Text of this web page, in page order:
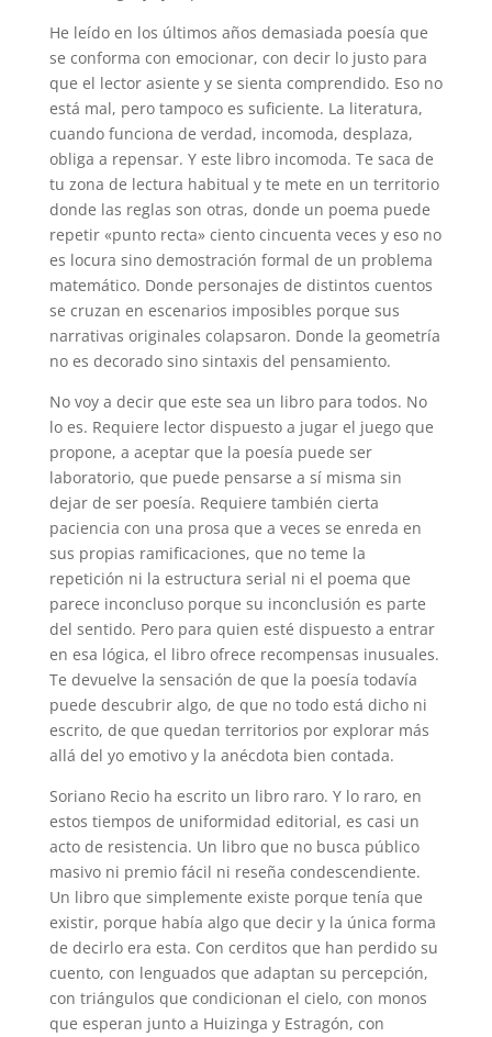
He leído en los últimos años demasiada poesía que
se conforma con emocionar, con decir lo justo para
que el lector asiente y se sienta comprendido. Eso no
está mal, pero tampoco es suficiente. La literatura,
cuando funciona de verdad, incomoda, desplaza,
obliga a repensar. Y este libro incomoda. Te saca de
tu zona de lectura habitual y te mete en un territorio
donde las reglas son otras, donde un poema puede
repetir «punto recta» ciento cincuenta veces y eso no
es locura sino demostración formal de un problema
matemático. Donde personajes de distintos cuentos
se cruzan en escenarios imposibles porque sus
narrativas originales colapsaron. Donde la geometría
no es decorado sino sintaxis del pensamiento.
No voy a decir que este sea un libro para todos. No
lo es. Requiere lector dispuesto a jugar el juego que
propone, a aceptar que la poesía puede ser
laboratorio, que puede pensarse a sí misma sin
dejar de ser poesía. Requiere también cierta
paciencia con una prosa que a veces se enreda en
sus propias ramificaciones, que no teme la
repetición ni la estructura serial ni el poema que
parece inconcluso porque su inconclusión es parte
del sentido. Pero para quien esté dispuesto a entrar
en esa lógica, el libro ofrece recompensas inusuales.
Te devuelve la sensación de que la poesía todavía
puede descubrir algo, de que no todo está dicho ni
escrito, de que quedan territorios por explorar más
allá del yo emotivo y la anécdota bien contada.
Soriano Recio ha escrito un libro raro. Y lo raro, en
estos tiempos de uniformidad editorial, es casi un
acto de resistencia. Un libro que no busca público
masivo ni premio fácil ni reseña condescendiente.
Un libro que simplemente existe porque tenía que
existir, porque había algo que decir y la única forma
de decirlo era esta. Con cerditos que han perdido su
cuento, con lenguados que adaptan su percepción,
con triángulos que condicionan el cielo, con monos
que esperan junto a Huizinga y Estragón, con